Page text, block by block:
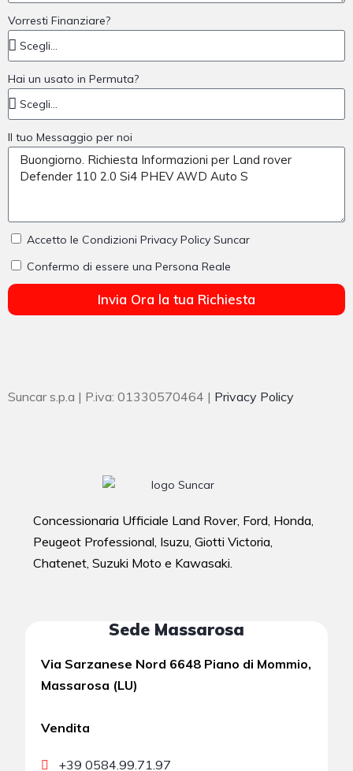
Vorresti Finanziare?
Hai un usato in Permuta?
Il tuo Messaggio per noi
Accetto le Condizioni Privacy Policy Suncar
Confermo di essere una Persona Reale
Invia Ora la tua Richiesta
Suncar s.p.a | P.iva: 01330570464 | Privacy Policy
Concessionaria Ufficiale Land Rover, Ford, Honda,
Peugeot Professional, Isuzu, Giotti Victoria,
Chatenet, Suzuki Moto e Kawasaki.
Sede Massarosa
Via Sarzanese Nord 6648 Piano di Mommio,
Massarosa (LU)
Vendita
+39 0584.99.71.97